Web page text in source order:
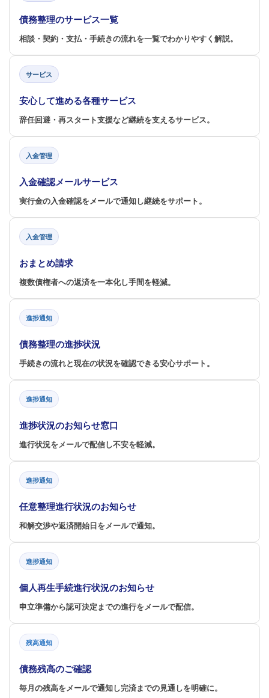
債務整理のサービス一覧
相談・契約・支払・手続きの流れを一覧でわかりやすく解説。
サービス
安心して進める各種サービス
辞任回避・再スタート支援など継続を支えるサービス。
入金管理
入金確認メールサービス
実行金の入金確認をメールで通知し継続をサポート。
入金管理
おまとめ請求
複数債権者への返済を一本化し手間を軽減。
進捗通知
債務整理の進捗状況
手続きの流れと現在の状況を確認できる安心サポート。
進捗通知
進捗状況のお知らせ窓口
進行状況をメールで配信し不安を軽減。
進捗通知
任意整理進行状況のお知らせ
和解交渉や返済開始日をメールで通知。
進捗通知
個人再生手続進行状況のお知らせ
申立準備から認可決定までの進行をメールで配信。
残高通知
債務残高のご確認
毎月の残高をメールで通知し完済までの見通しを明確に。